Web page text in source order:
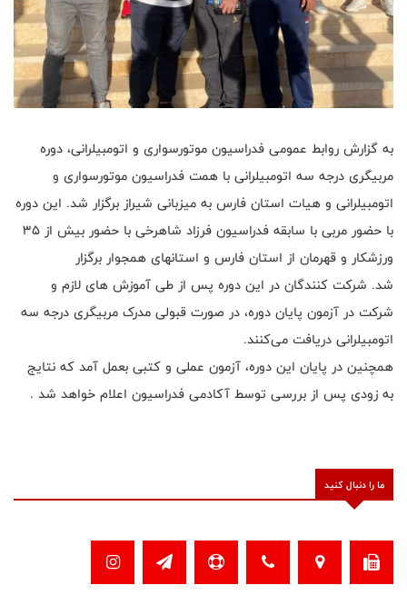
به گزارش روابط عمومی فدراسیون موتورسواری و اتومبیلرانی، دوره
مربیگری درجه سه اتومبیلرانی با همت فدراسیون موتورسواری و
اتومبیلرانی و هیات استان فارس به میزبانی شیراز برگزار شد. این دوره
با حضور مربی با سابقه فدراسیون فرزاد شاهرخی با حضور بیش از ۳۵
ورزشکار و قهرمان از استان فارس و استانهای همجوار برگزار
شد. شرکت کنندگان در این دوره پس از طی آموزش های لازم و
شرکت در آزمون پایان دوره، در صورت قبولی مدرک مربیگری درجه سه
اتومبیلرانی دریافت می‌کنند.
همچنین در پایان این دوره، آزمون عملی و کتبی بعمل آمد که نتایج
به زودی پس از بررسی توسط آکادمی فدراسیون اعلام خواهد شد .
ما را دنبال کنید